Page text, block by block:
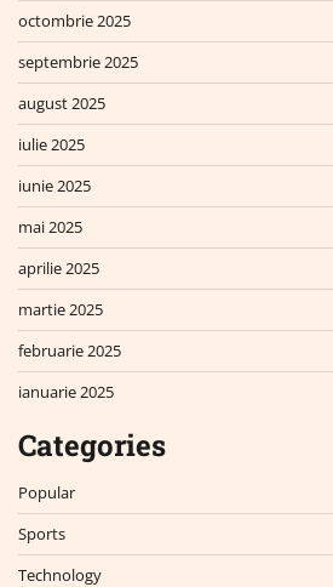
octombrie 2025
septembrie 2025
august 2025
iulie 2025
iunie 2025
mai 2025
aprilie 2025
martie 2025
februarie 2025
ianuarie 2025
Categories
Popular
Sports
Technology